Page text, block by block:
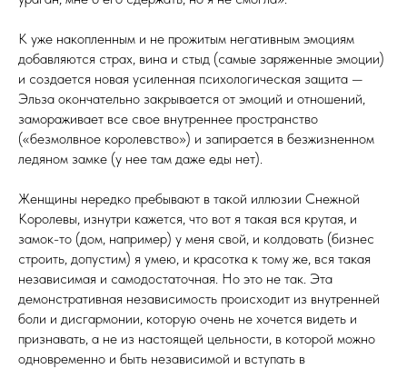
К уже накопленным и не прожитым негативным эмоциям
добавляются страх, вина и стыд (самые заряженные эмоции)
и создается новая усиленная психологическая защита —
Эльза окончательно закрывается от эмоций и отношений,
замораживает все свое внутреннее пространство
(«безмолвное королевство») и запирается в безжизненном
ледяном замке (у нее там даже еды нет).
Женщины нередко пребывают в такой иллюзии Снежной
Королевы, изнутри кажется, что вот я такая вся крутая, и
замок-то (дом, например) у меня свой, и колдовать (бизнес
строить, допустим) я умею, и красотка к тому же, вся такая
независимая и самодостаточная. Но это не так. Эта
демонстративная независимость происходит из внутренней
боли и дисгармонии, которую очень не хочется видеть и
признавать, а не из настоящей цельности, в которой можно
одновременно и быть независимой и вступать в